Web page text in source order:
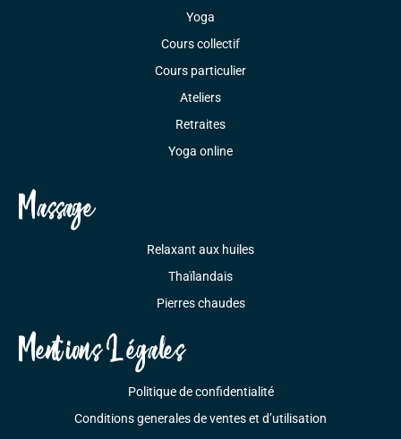
Yoga
Cours collectif
Cours particulier
Ateliers
Retraites
Yoga online
Massage
Relaxant aux huiles
Thaïlandais
Pierres chaudes
Mentions Légales
Politique de confidentialité
Conditions generales de ventes et d’utilisation